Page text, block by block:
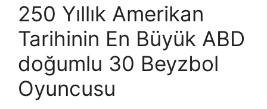
250 Yıllık Amerikan
Tarihinin En Büyük ABD
doğumlu 30 Beyzbol
Oyuncusu